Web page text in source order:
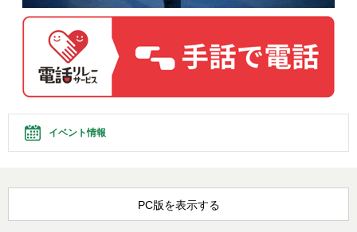
イベント情報
PC版を表示する